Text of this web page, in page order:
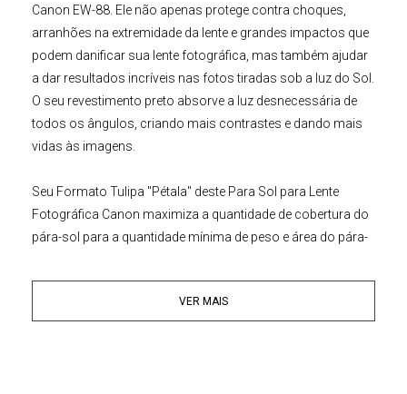
Canon EW-88 . Ele não apenas protege contra choques,
arranhões na extremidade da lente e grandes impactos que
podem danificar sua lente fotográfica, mas também ajudar
a dar resultados incríveis nas fotos tiradas sob a luz do Sol.
O seu revestimento preto absorve a luz desnecessária de
todos os ângulos, criando mais contrastes e dando mais
vidas às imagens.
Seu Formato Tulipa "Pétala" deste Para Sol para Lente
Fotográfica Canon maximiza a quantidade de cobertura do
pára-sol para a quantidade mínima de peso e área do pára-
também na posição invertida, permitindo que o capuz seja
colocado para trás sobre a lente para uma solução de
VER MAIS